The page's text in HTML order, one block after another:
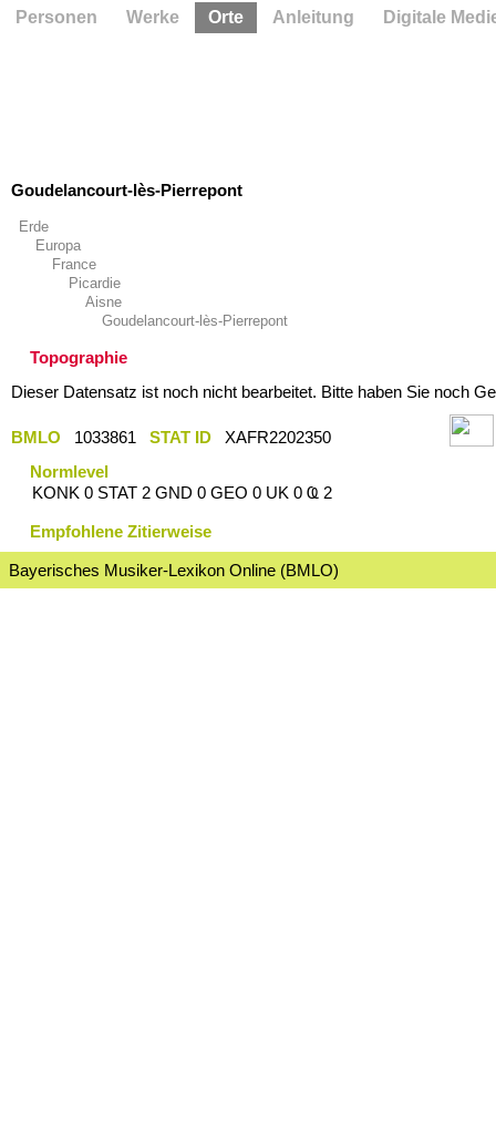
Goudelancourt-lès-Pierrepont
Erde
Europa
France
Picardie
Aisne
Goudelancourt-lès-Pierrepont
Topographie
Dieser Datensatz ist noch nicht bearbeitet. Bitte haben Sie noch
BMLO 1033861 STAT ID
XAFR2202350
Normlevel
KONK 0 STAT 2 GND 0 GEO 0 UK 0 Ҩ 2
Empfohlene Zitierweise
Bayerisches Musiker-Lexikon Online (BMLO)
Personen Werke Orte Anleitung Digitale